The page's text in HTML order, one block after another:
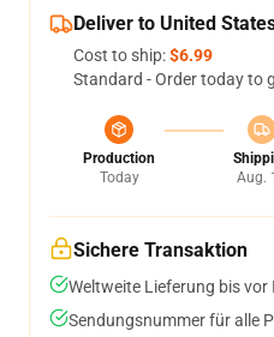
Deliver to United
Cost to ship:$6.99
Standard - Order today to
Production
Today
Aug.
Sichere Transaktion
Weltweite Lieferung bis vor
Sendungsnummer für alle